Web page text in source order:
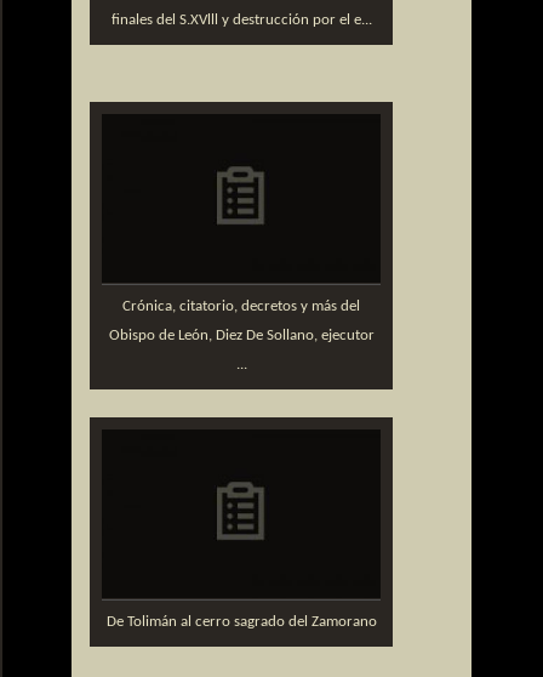
finales del S.XVlll y destrucción por el e...
Crónica, citatorio, decretos y más del
Obispo de León, Diez De Sollano, ejecutor
...
De Tolimán al cerro sagrado del Zamorano